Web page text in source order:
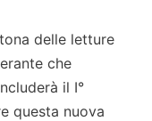
delle letture
che
il I°
questa nuova